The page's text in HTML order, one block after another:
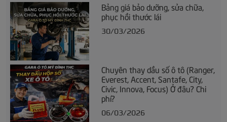
Bảng giá bảo dưỡng, sửa chữa,
phục hồi thước lái
30/03/2026
Chuyên thay dầu số ô tô (Ranger,
Everest, Accent, Santafe, City,
Civic, Innova, Focus) Ở đâu? Chi
phí?
06/03/2026